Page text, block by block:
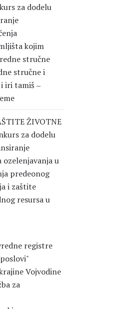
za dodelu
kojim
stručne
stručne i
iri tamiš ‒
ŽIVOTNE
za dodelu
u
predeonog
i zaštite
resursa u
registre
Vojvodine
za